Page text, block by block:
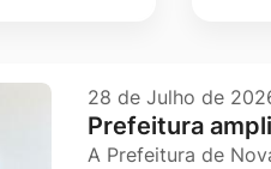
28 de Julho de
Prefeitura
A Prefeitura de